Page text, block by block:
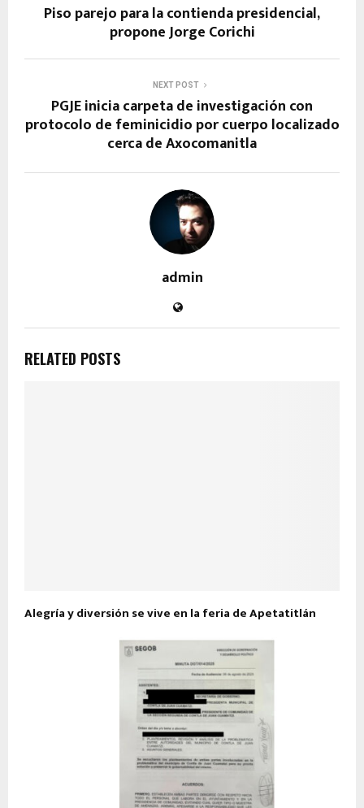
Piso parejo para la contienda presidencial,
propone Jorge Corichi
NEXT POST
PGJE inicia carpeta de investigación con
protocolo de feminicidio por cuerpo localizado
cerca de Axocomanitla
admin
RELATED POSTS
Alegría y diversión se vive en la feria de Apetatitlán